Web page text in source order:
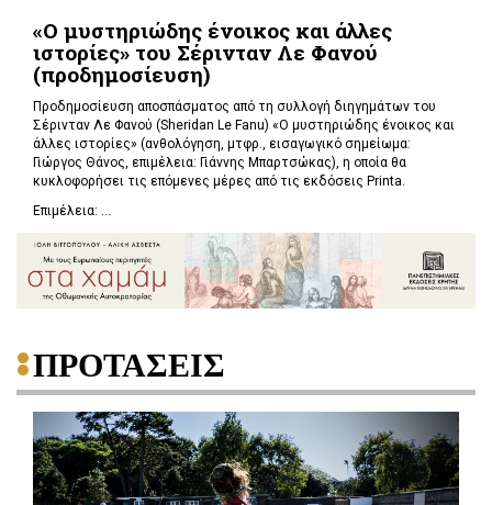
«Ο μυστηριώδης ένοικος και άλλες
ιστορίες» του Σέρινταν Λε Φανού
(προδημοσίευση)
Προδημοσίευση αποσπάσματος από τη συλλογή διηγημάτων του
Σέρινταν Λε Φανού (Sheridan Le Fanu) «Ο μυστηριώδης ένοικος και
άλλες ιστορίες» (ανθολόγηση, μτφρ., εισαγωγικό σημείωμα:
Γιώργος Θάνος, επιμέλεια: Γιάννης Μπαρτσώκας), η οποία θα
κυκλοφορήσει τις επόμενες μέρες από τις εκδόσεις Printa.
Επιμέλεια: ...
ΠΡΟΤΑΣΕΙΣ